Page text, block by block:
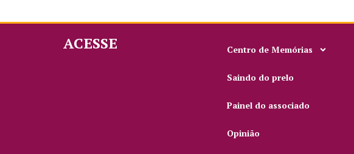
ACESSE Centro de Memórias
Saindo do prelo
Painel do associado
Opinião